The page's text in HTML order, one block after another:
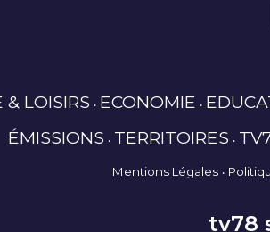
& LOISIRS ECONOMIE
ÉMISSIONS TERRITOIRES
Mentions Légales
tv78